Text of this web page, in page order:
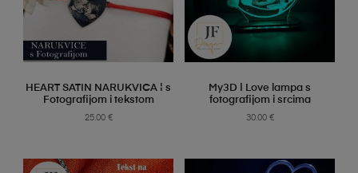
SELECT OPTIONS
HEART SATIN NARUKVICA ¦ s
Fotografijom i tekstom
25.00 €
SELECT OPTIONS
My3D | Love lampa s
fotografijom i srcima
30.00 €